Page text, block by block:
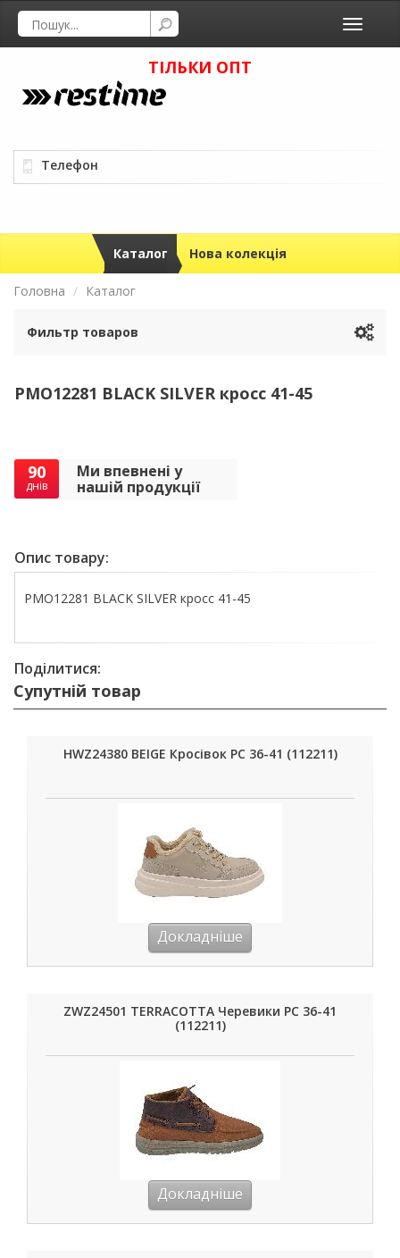
Toggle
ТІЛЬКИ ОПТ
Телефон
Каталог Нова колекція
Головна Каталог
Фильтр товаров
PMO12281 BLACK SILVER кросс 41-45
90
днів
Ми впевнені у
нашій продукції
Опис товару:
PMO12281 BLACK SILVER кросс 41-45
Поділитися:
Супутній товар
HWZ24380 BEIGE Кросівок РС 36-41 (112211)
Докладніше
ZWZ24501 TERRACOTTA Черевики РС 36-41
(112211)
Докладніше